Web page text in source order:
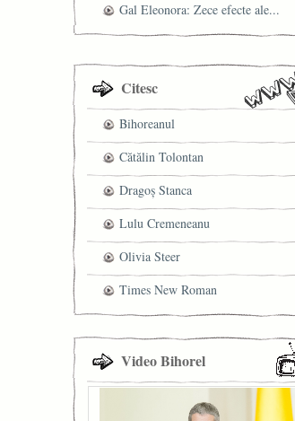
Gal Eleonora: Zece efecte ale...
Citesc
Bihoreanul
Cătălin Tolontan
Dragoş Stanca
Lulu Cremeneanu
Olivia Steer
Times New Roman
Video Bihorel